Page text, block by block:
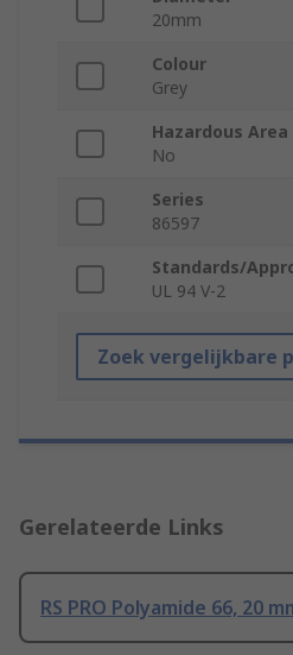
20mm
Colour
Grey
Hazardous
No
Series
86597
Standards/
UL 94 V-2
Zoek vergelijkbare
Gerelateerde Links
RS PRO Polyamide 66, 20